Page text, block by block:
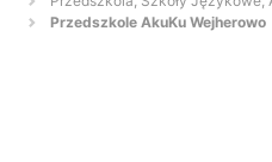
Przedszkole AkuKu Wejherowo